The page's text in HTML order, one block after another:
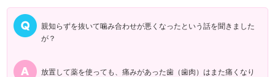
親知らずを抜いて噛み合わせが悪くなったという話を聞きました
が？
放置して薬を使っても、痛みがあった歯（歯肉）はまた痛くなり